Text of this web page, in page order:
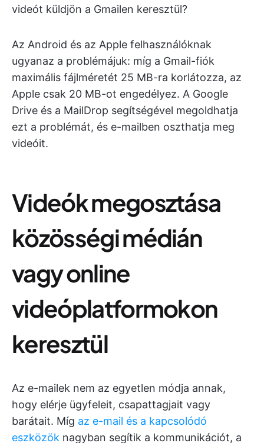
videót küldjön a Gmailen keresztül?
Az Android és az Apple felhasználóknak
ugyanaz a problémájuk: míg a Gmail-fiók
maximális fájlméretét 25 MB-ra korlátozza, az
Apple csak 20 MB-ot engedélyez. A Google
Drive és a MailDrop segítségével megoldhatja
ezt a problémát, és e-mailben oszthatja meg
videóit.
Videók megosztása
közösségi médián
vagy online
videóplatformokon
keresztül
Az e-mailek nem az egyetlen módja annak,
hogy elérje ügyfeleit, csapattagjait vagy
barátait. Míg az e-mail és a kapcsolódó
eszközök nagyban segítik a kommunikációt, a